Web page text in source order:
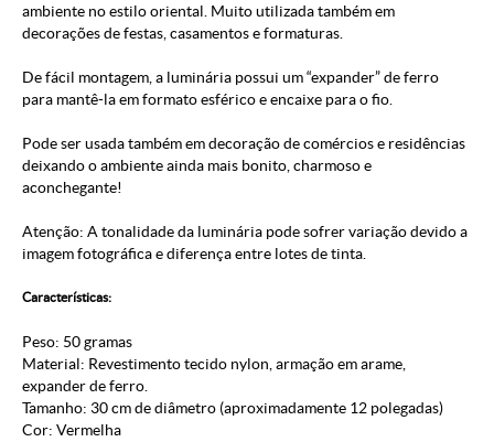
ambiente no estilo oriental. Muito utilizada também em
decorações de festas, casamentos e formaturas.
De fácil montagem, a luminária possui um “expander” de ferro
para mantê-la em formato esférico e encaixe para o fio.
Pode ser usada também em decoração de comércios e residências
deixando o ambiente ainda mais bonito, charmoso e
aconchegante!
Atenção: A tonalidade da luminária pode sofrer variação devido a
imagem fotográfica e diferença entre lotes de tinta.
Características:
Peso: 50 gramas
Material: Revestimento tecido nylon, armação em arame,
expander de ferro.
Tamanho: 30 cm de diâmetro (aproximadamente 12 polegadas)
Cor: Vermelha